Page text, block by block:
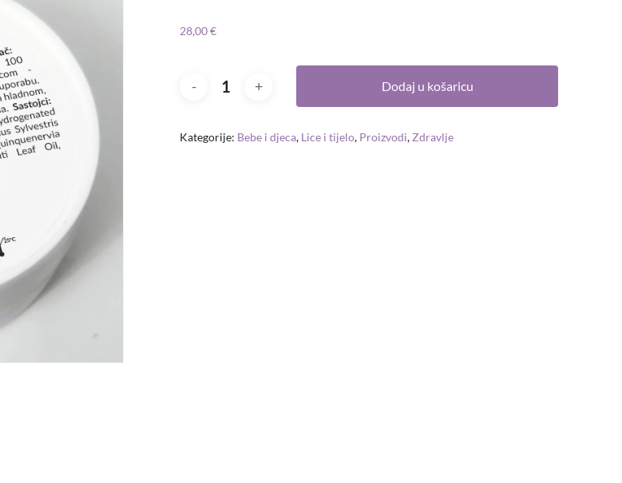
28,00€
Dodaj u košaricu
Kategorije: Bebe i djeca, Lice i tijelo, Proizvodi, Zdravlje